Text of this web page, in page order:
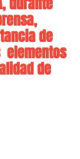
de
elementos
de